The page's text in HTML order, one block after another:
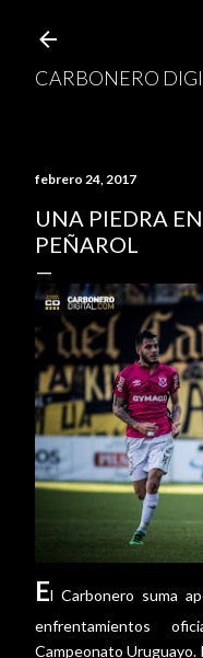
CARBONERO
febrero 24, 2017
UNA PIEDRA
PEÑAROL
El Carbonero suma
enfrentamientos
Campeonato Uruguayo.